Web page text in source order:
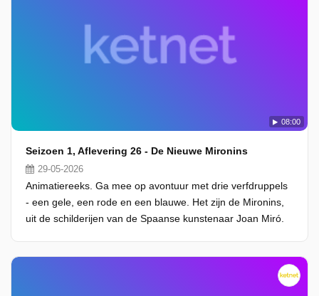
08:00
Seizoen 1, Aflevering 26 - De Nieuwe Mironins
29-05-2026
Animatiereeks. Ga mee op avontuur met drie verfdruppels
- een gele, een rode en een blauwe. Het zijn de Mironins,
uit de schilderijen van de Spaanse kunstenaar Joan Miró.